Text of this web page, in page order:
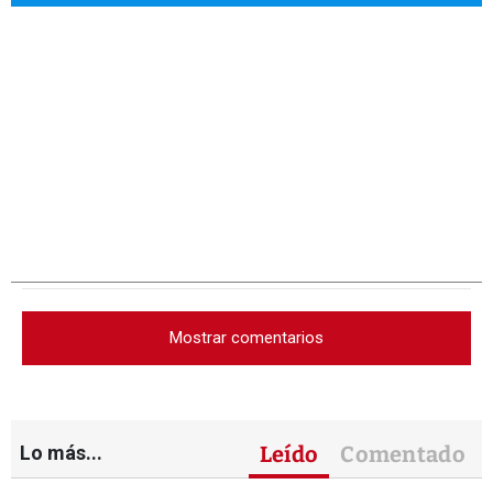
Mostrar comentarios
Lo más... Leído Comentado